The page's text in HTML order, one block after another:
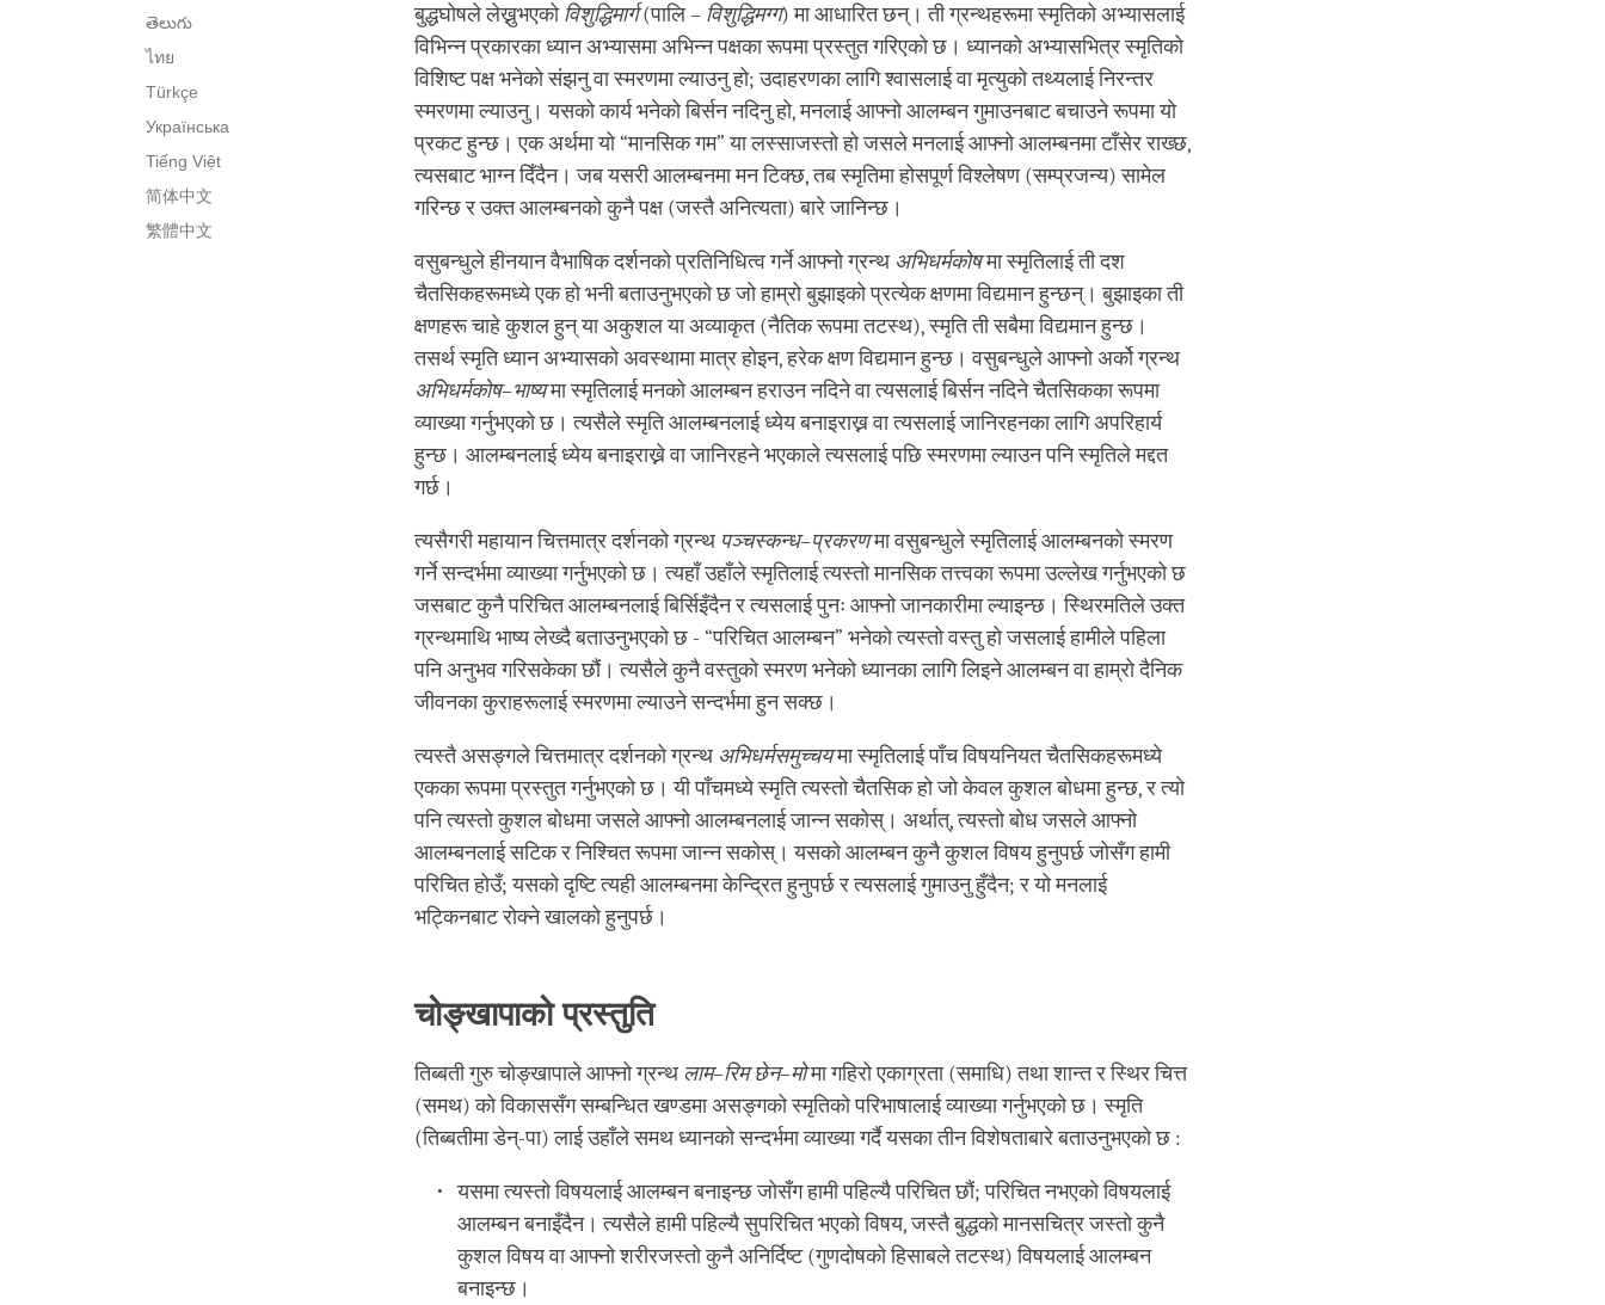
తెలుగు
ไทย
Türkçe
Українська
Tiếng Việt
简体中文
繁體中文
बुद्धघोषले लेख्नुभएकोविशुद्धिमार्ग(पालि – विशुद्धिमग्ग) मा आधारित छन्। ती ग्रन्थहरूमा स्मृतिको अभ्यासलाई
विभिन्न प्रकारका ध्यान अभ्यासमा अभिन्न पक्षका रूपमा प्रस्तुत गरिएको छ। ध्यानको अभ्यासभित्र स्मृतिको
विशिष्ट पक्ष भनेको संझनु वा स्मरणमा ल्याउनु हो; उदाहरणका लागि श्वासलाई वा मृत्युको तथ्यलाई निरन्तर
स्मरणमा ल्याउनु। यसको कार्य भनेको बिर्सन नदिनु हो, मनलाई आफ्नो आलम्बन गुमाउनबाट बचाउने रूपमा यो
प्रकट हुन्छ। एक अर्थमा यो “मानसिक गम” या लस्साजस्तो हो जसले मनलाई आफ्नो आलम्बनमा टाँसेर राख्छ,
त्यसबाट भाग्न दिँदैन। जब यसरी आलम्बनमा मन टिक्छ, तब स्मृतिमा होसपूर्ण विश्लेषण (सम्प्रजन्य) सामेल
गरिन्छ र उक्त आलम्बनको कुनै पक्ष (जस्तै अनित्यता) बारे जानिन्छ।
वसुबन्धुले हीनयान वैभाषिक दर्शनको प्रतिनिधित्व गर्ने आफ्नो ग्रन्थ अभिधर्मकोषमा स्मृतिलाई ती दश
चैतसिकहरूमध्ये एक हो भनी बताउनुभएको छ जो हाम्रो बुझाइको प्रत्येक क्षणमा विद्यमान हुन्छन्। बुझाइका ती
क्षणहरू चाहे कुशल हुन् या अकुशल या अव्याकृत (नैतिक रूपमा तटस्थ), स्मृति ती सबैमा विद्यमान हुन्छ।
तसर्थ स्मृति ध्यान अभ्यासको अवस्थामा मात्र होइन, हरेक क्षण विद्यमान हुन्छ। वसुबन्धुले आफ्नो अर्को ग्रन्थ
अभिधर्मकोष–भाष्यमा स्मृतिलाई मनको आलम्बन हराउन नदिने वा त्यसलाई बिर्सन नदिने चैतसिकका रूपमा
व्याख्या गर्नुभएको छ। त्यसैले स्मृति आलम्बनलाई ध्येय बनाइराख्न वा त्यसलाई जानिरहनका लागि अपरिहार्य
हुन्छ। आलम्बनलाई ध्येय बनाइराख्ने वा जानिरहने भएकाले त्यसलाई पछि स्मरणमा ल्याउन पनि स्मृतिले मद्दत
गर्छ।
त्यसैगरी महायान चित्तमात्र दर्शनको ग्रन्थ पञ्चस्कन्ध–प्रकरणमा वसुबन्धुले स्मृतिलाई आलम्बनको स्मरण
गर्ने सन्दर्भमा व्याख्या गर्नुभएको छ। त्यहाँ उहाँले स्मृतिलाई त्यस्तो मानसिक तत्त्वका रूपमा उल्लेख गर्नुभएको छ
जसबाट कुनै परिचित आलम्बनलाई बिर्सिइँदैन र त्यसलाई पुनः आफ्नो जानकारीमा ल्याइन्छ। स्थिरमतिले उक्त
ग्रन्थमाथि भाष्य लेख्दै बताउनुभएको छ - “परिचित आलम्बन” भनेको त्यस्तो वस्तु हो जसलाई हामीले पहिला
पनि अनुभव गरिसकेका छौं। त्यसैले कुनै वस्तुको स्मरण भनेको ध्यानका लागि लिइने आलम्बन वा हाम्रो दैनिक
जीवनका कुराहरूलाई स्मरणमा ल्याउने सन्दर्भमा हुन सक्छ।
त्यस्तै असङ्गले चित्तमात्र दर्शनको ग्रन्थ अभिधर्मसमुच्चयमा स्मृतिलाई पाँच विषयनियत चैतसिकहरूमध्ये
एकका रूपमा प्रस्तुत गर्नुभएको छ। यी पाँचमध्ये स्मृति त्यस्तो चैतसिक हो जो केवल कुशल बोधमा हुन्छ, र त्यो
पनि त्यस्तो कुशल बोधमा जसले आफ्नो आलम्बनलाई जान्न सकोस्। अर्थात्, त्यस्तो बोध जसले आफ्नो
आलम्बनलाई सटिक र निश्चित रूपमा जान्न सकोस्। यसको आलम्बन कुनै कुशल विषय हुनुपर्छ जोसँग हामी
परिचित होउँ; यसको दृष्टि त्यही आलम्बनमा केन्द्रित हुनुपर्छ र त्यसलाई गुमाउनु हुँदैन; र यो मनलाई
भट्किनबाट रोक्ने खालको हुनुपर्छ।
चोङ्खापाको प्रस्तुति
तिब्बती गुरु चोङ्खापाले आफ्नो ग्रन्थ लाम–रिम छेन–मोमा गहिरो एकाग्रता (समाधि) तथा शान्त र स्थिर चित्त
(समथ) को विकाससँग सम्बन्धित खण्डमा असङ्गको स्मृतिको परिभाषालाई व्याख्या गर्नुभएको छ। स्मृति
(तिब्बतीमा डेन्-पा) लाई उहाँले समथ ध्यानको सन्दर्भमा व्याख्या गर्दै यसका तीन विशेषताबारे बताउनुभएको छ :
यसमा त्यस्तो विषयलाई आलम्बन बनाइन्छ जोसँग हामी पहिल्यै परिचित छौं; परिचित नभएको विषयलाई
आलम्बन बनाइँदैन। त्यसैले हामी पहिल्यै सुपरिचित भएको विषय, जस्तै बुद्धको मानसचित्र जस्तो कुनै
कुशल विषय वा आफ्नो शरीरजस्तो कुनै अनिर्दिष्ट (गुणदोषको हिसाबले तटस्थ) विषयलाई आलम्बन
बनाइन्छ।